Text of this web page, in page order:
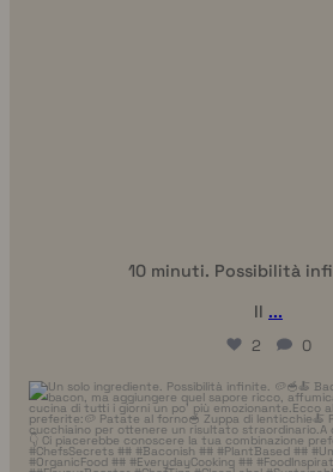
10 minuti. Possibilità
Il ...
2 0
uhhmami.cibo
8 luglio